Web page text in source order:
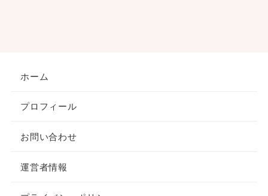
ホーム
プロフィール
お問い合わせ
運営者情報